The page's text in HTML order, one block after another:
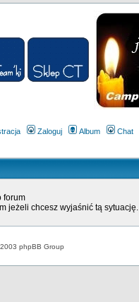
Zaloguj Album Chat
forum
jeżeli chcesz wyjaśnić tą sytuację.
phpBB Group